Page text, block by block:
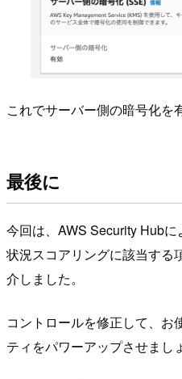
これでサーバー側の暗号化を
最後に
今回は、AWS Security Hub
状況スコアリングに該当する
介しました。
コントロールを修正して、お
ティをパワーアップさせまし